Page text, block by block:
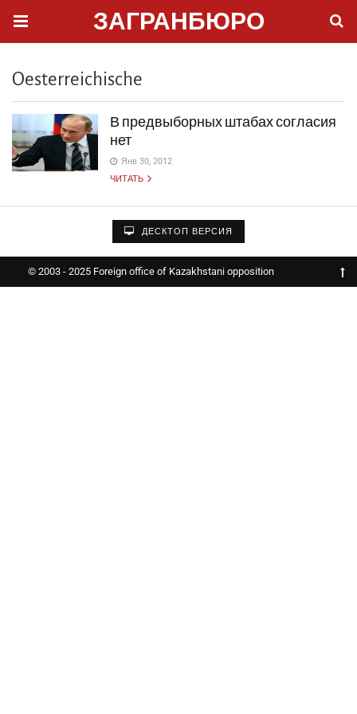
ЗАГРАНБЮРО
Oesterreichische
В предвыборных штабах согласия
нет
Янв 30, 2012
ЧИТАТЬ
ДЕСКТОП ВЕРСИЯ
© 2003 - 2025 Foreign office of Kazakhstani opposition